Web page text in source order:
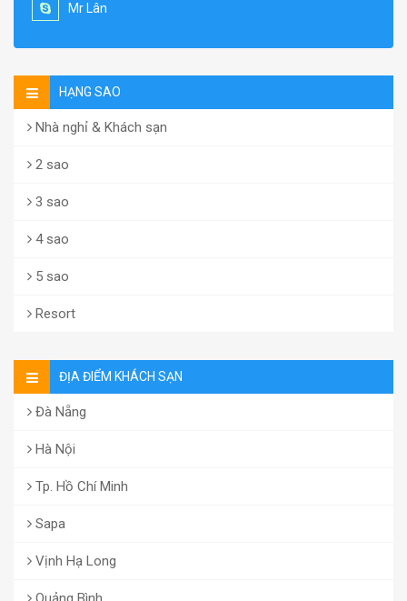
Mr Lân
HẠNG SAO
Nhà nghỉ & Khách sạn
2 sao
3 sao
4 sao
5 sao
Resort
ĐỊA ĐIỂM KHÁCH SẠN
Đà Nẵng
Hà Nội
Tp. Hồ Chí Minh
Sapa
Vịnh Hạ Long